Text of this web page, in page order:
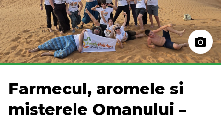
Farmecul, aromele si
misterele Omanului –